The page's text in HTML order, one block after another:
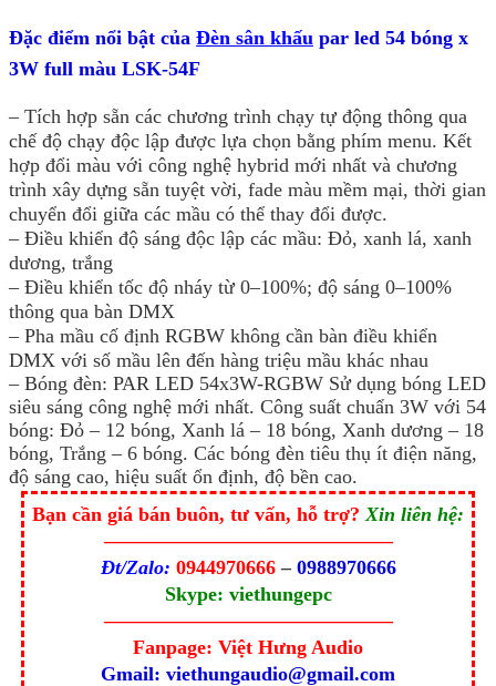
Đặc điểm nổi bật của Đèn sân khấu par led 54 bóng x
3W full màu LSK-54F
– Tích hợp sẵn các chương trình chạy tự động thông qua
chế độ chạy độc lập được lựa chọn bằng phím menu. Kết
hợp đổi màu với công nghệ hybrid mới nhất và chương
trình xây dựng sẵn tuyệt vời, fade màu mềm mại, thời gian
chuyển đổi giữa các mầu có thể thay đổi được.
– Điều khiển độ sáng độc lập các mầu: Đỏ, xanh lá, xanh
dương, trắng
– Điều khiển tốc độ nháy từ 0–100%; độ sáng 0–100%
thông qua bàn DMX
– Pha mầu cố định RGBW không cần bàn điều khiển
DMX với số mầu lên đến hàng triệu mầu khác nhau
– Bóng đèn: PAR LED 54x3W-RGBW Sử dụng bóng LED
siêu sáng công nghệ mới nhất. Công suất chuẩn 3W với 54
bóng: Đỏ – 12 bóng, Xanh lá – 18 bóng, Xanh dương – 18
bóng, Trắng – 6 bóng. Các bóng đèn tiêu thụ ít điện năng,
độ sáng cao, hiệu suất ổn định, độ bền cao.
Bạn cần giá bán buôn, tư vấn, hỗ trợ? Xin liên hệ:
——————————————–
Đt/Zalo: 0944970666 – 0988970666
Skype: viethungepc
——————————————–
Fanpage: Việt Hưng Audio
Gmail: viethungaudio@gmail.com